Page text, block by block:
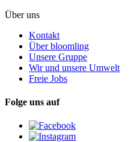
Über uns
Kontakt
Über bloomling
Unsere Gruppe
Wir und unsere Umwelt
Freie Jobs
Folge uns auf